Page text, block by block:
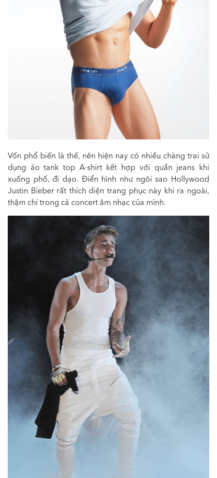
Vốn phổ biến là thế, nên hiện nay có nhiều chàng trai sử
dụng áo tank top A-shirt kết hợp với quần jeans khi
xuống phố, đi dạo. Điển hình như ngôi sao Hollywood
Justin Bieber rất thích diện trang phục này khi ra ngoài,
thậm chí trong cả concert âm nhạc của mình.